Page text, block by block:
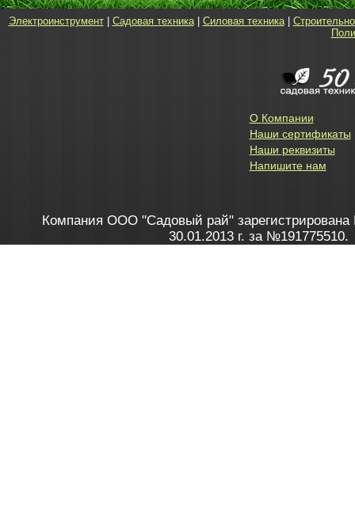
Электроинструмент| Садовая техника| Силовая техника|
О Компании
Наши сертификаты
Наши реквизиты
Напишите нам
Компания ООО "Садовый рай" зарегистрирована
30.01.2013 г. за №191775510.